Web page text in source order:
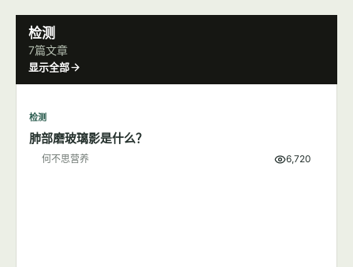
检测
7篇文章
显示全部
检测
肺部磨玻璃影是什么？
何不思营养 6,720